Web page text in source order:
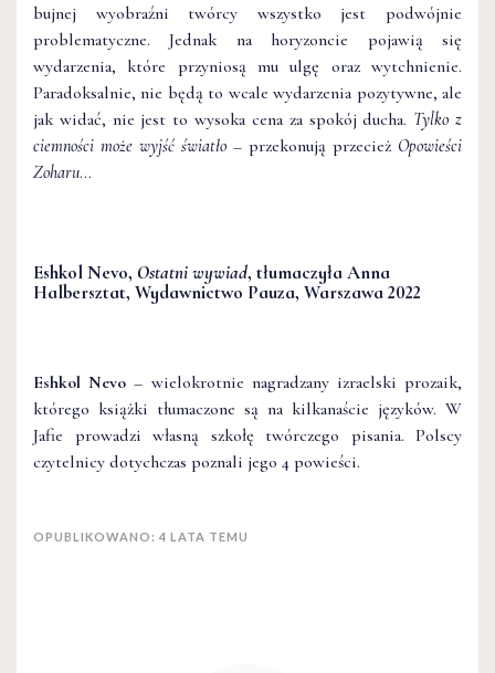
bujnej wyobraźni twórcy wszystko jest podwójnie
problematyczne. Jednak na horyzoncie pojawią się
wydarzenia, które przyniosą mu ulgę oraz wytchnienie.
Paradoksalnie, nie będą to wcale wydarzenia pozytywne, ale
jak widać, nie jest to wysoka cena za spokój ducha. Tylko z
ciemności może wyjść światło – przekonują przecież Opowieści
Zoharu…
Eshkol Nevo, Ostatni wywiad, tłumaczyła Anna
Halbersztat, Wydawnictwo Pauza, Warszawa 2022
Eshkol Nevo – wielokrotnie nagradzany izraelski prozaik,
którego książki tłumaczone są na kilkanaście języków. W
Jafie prowadzi własną szkołę twórczego pisania. Polscy
czytelnicy dotychczas poznali jego 4 powieści.
OPUBLIKOWANO: 4 LATA TEMU